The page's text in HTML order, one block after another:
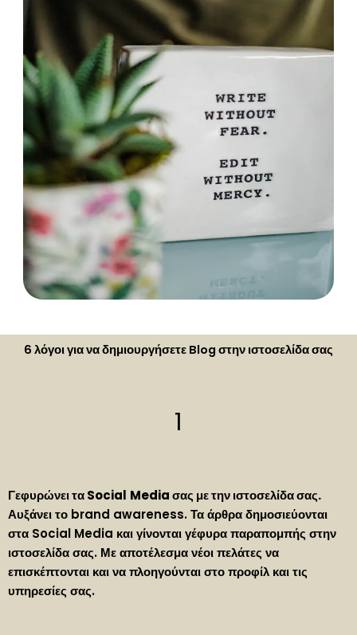
6 λόγοι για να δημιουργήσετε Blog στην ιστοσελίδα σας
1
Γεφυρώνει ταSocial Mediaσας με την ιστοσελίδα σας.
Αυξάνει το brand awareness. Τα άρθρα δημοσιεύονται
στα Social Media και γίνονται γέφυρα παραπομπής στην
ιστοσελίδα σας. Με αποτέλεσμα νέοι πελάτες να
επισκέπτονται και να πλοηγούνται στο προφίλ και τις
υπηρεσίες σας.